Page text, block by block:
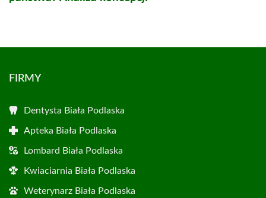
FIRMY
Dentysta Biała Podlaska
Apteka Biała Podlaska
Lombard Biała Podlaska
Kwiaciarnia Biała Podlaska
Weterynarz Biała Podlaska